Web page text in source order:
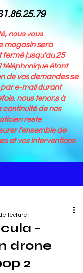
nous vous
magasin sera
fermé jusqu'au 25
téléphonique étant
de vos demandes se
e-mail durant
nous tenons à
continuité de nos
reste
l'ensemble de
et vos interventions
-
drone
2
lecture